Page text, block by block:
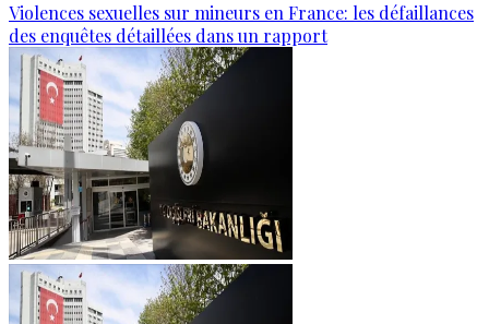
Violences sexuelles sur mineurs en France: les défaillances
des enquêtes détaillées dans un rapport